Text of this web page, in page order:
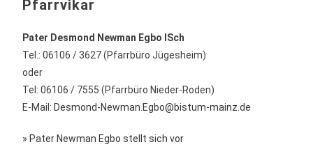
Pfarrvikar
Pater Desmond Newman Egbo ISch
Tel.: 06106 / 3627 (Pfarrbüro Jügesheim)
oder
Tel: 06106 / 7555 (Pfarrbüro Nieder-Roden)
E-Mail:Desmond-Newman.Egbo@bistum-mainz.de
» Pater Newman Egbo stellt sich vor